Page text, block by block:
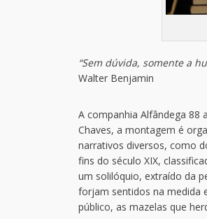
“Sem dúvida, somente a
Walter Benjamin
A companhia Alfândega 88
Chaves, a montagem é
narrativos diversos, como
fins do século XIX,
um solilóquio, extraído da
forjam sentidos na medida
público, as mazelas que